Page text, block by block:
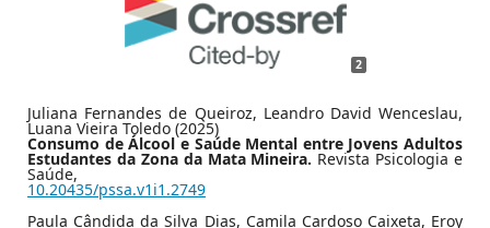
2
Juliana Fernandes de Queiroz, Leandro David Wenceslau,
Luana Vieira Toledo (2025)
Consumo de Álcool e Saúde Mental entre Jovens Adultos
Estudantes da Zona da Mata Mineira. Revista Psicologia e
Saúde,
10.20435/pssa.v1i1.2749
Paula Cândida da Silva Dias, Camila Cardoso Caixeta, Eroy